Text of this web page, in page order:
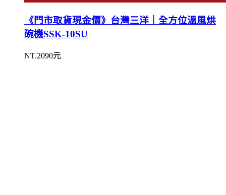
《門市取貨現金價》台灣三洋｜全方位溫風烘
碗機SSK-10SU
NT.2090元